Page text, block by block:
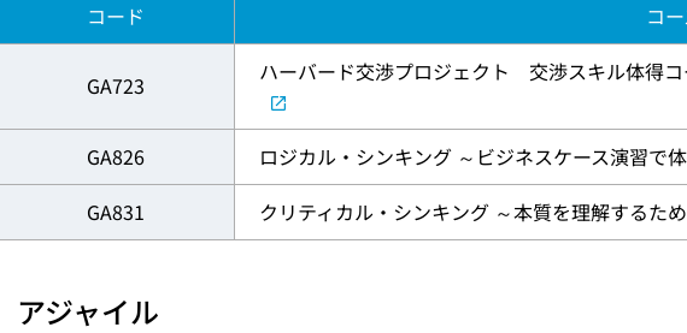
コード コ
GA723 ハーバード交渉プロジェクト 交渉スキル体得コ
GA826
ロジカル・シンキング ～ビジネスケース演習で
GA831
クリティカル・シンキング ～本質を理解するた
アジャイル